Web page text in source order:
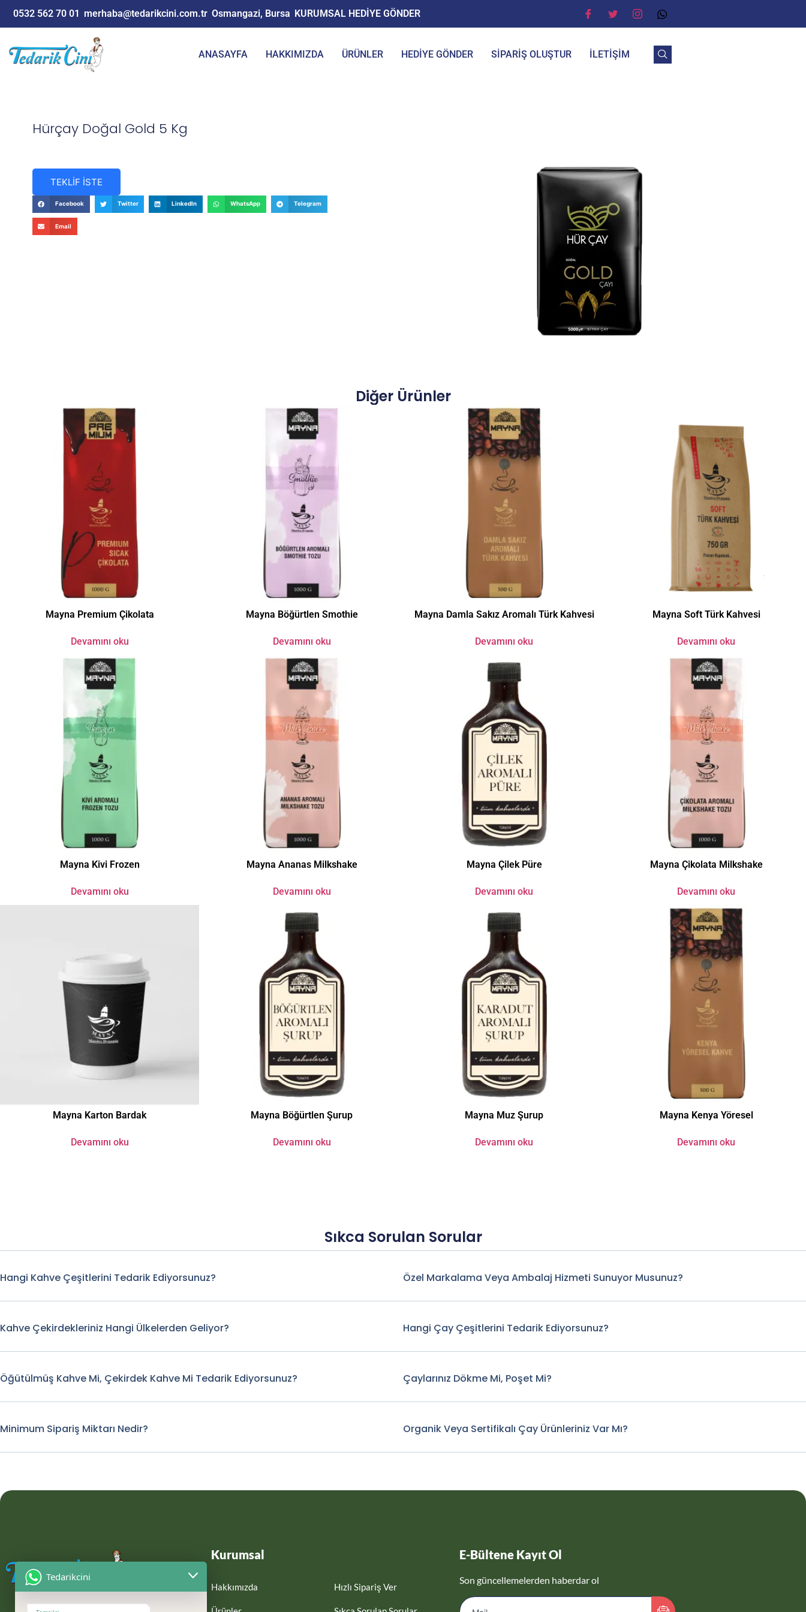
0532 562 70 01 merhaba@tedarikcini.com.tr Osmangazi, Bursa KURUMSAL HEDİYE GÖNDER
ANASAYFA HAKKIMIZDA ÜRÜNLER HEDİYE GÖNDER SIPARIŞ OLUŞTUR İLETIŞIM
Hürçay Doğal Gold 5 Kg
TEKLİF İSTE
Facebook Twitter LinkedIn WhatsApp Telegram
Email
Diğer Ürünler
Mayna Premium Çikolata
Devamını oku
Mayna Böğürtlen Smothie
Devamını oku
Mayna Damla Sakız Aromalı Türk Kahvesi
Devamını oku
Mayna Soft Türk Kahvesi
Devamını oku
Mayna Kivi Frozen
Devamını oku
Mayna Ananas Milkshake
Devamını oku
Mayna Çilek Püre
Devamını oku
Mayna Çikolata Milkshake
Devamını oku
Mayna Karton Bardak
Devamını oku
Mayna Böğürtlen Şurup
Devamını oku
Mayna Muz Şurup
Devamını oku
Mayna Kenya Yöresel
Devamını oku
Sıkca Sorulan Sorular
Hangi Kahve Çeşitlerini Tedarik Ediyorsunuz?
Kahve Çekirdekleriniz Hangi Ülkelerden Geliyor?
Öğütülmüş Kahve Mi, Çekirdek Kahve Mi Tedarik Ediyorsunuz?
Minimum Sipariş Miktarı Nedir?
Özel Markalama Veya Ambalaj Hizmeti Sunuyor Musunuz?
Hangi Çay Çeşitlerini Tedarik Ediyorsunuz?
Çaylarınız Dökme Mi, Poşet Mi?
Organik Veya Sertifikalı Çay Ürünleriniz Var Mı?
Kurumsal
Hakkımızda Hızlı Sipariş Ver
E-Bültene Kayıt Ol
Son güncellemelerden haberdar ol
Tedarikcini